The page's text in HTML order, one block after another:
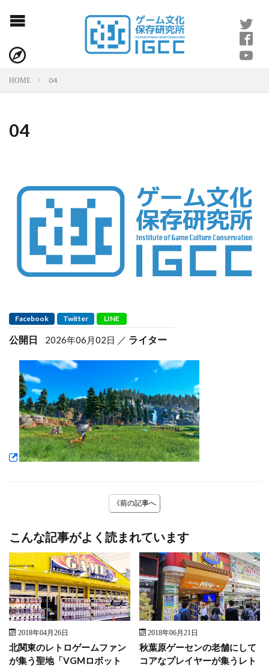
HOME 04
04
Facebook Twitter LINE
公開日 2026年06月02日 ライター
《前の記事へ
こんな記事がよく読まれています
2018年04月26日
北関東のレトロゲームファン
が集う聖地「VGMロボット
2018年06月21日
秋葉原ゲーセンの老舗にして
コアなプレイヤーが集うレト